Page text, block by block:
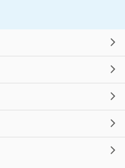
BHV - Als elke
flessen en